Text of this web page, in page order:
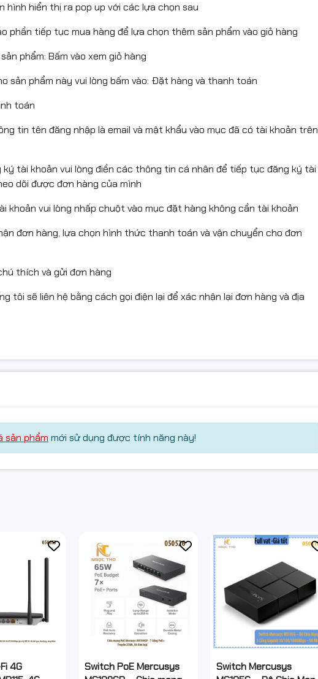
hình hiển thị ra pop up với các lựa chọn sau
phần tiếp tục mua hàng để lựa chọn thêm sản phẩm vào giỏ hàng
phẩm: Bấm vào xem giỏ hàng
sản phẩm này vui lòng bấm vào: Đặt hàng và thanh toán
toán
tin tên đăng nhập là email và mật khẩu vào mục đã có tài khoản trên
tài khoản vui lòng điền các thông tin cá nhân để tiếp tục đăng ký tài
dõi được đơn hàng của mình
khoản vui lòng nhấp chuột vào mục đặt hàng không cần tài khoản
đơn hàng, lựa chọn hình thức thanh toán và vận chuyển cho đơn
thích và gửi đơn hàng
tôi sẽ liên hệ bằng cách gọi điện lại để xác nhận lại đơn hàng và địa
sản phẩm mới sử dụng được tính năng này!
4G
Switch PoE Mercusys
Switch Mercusys